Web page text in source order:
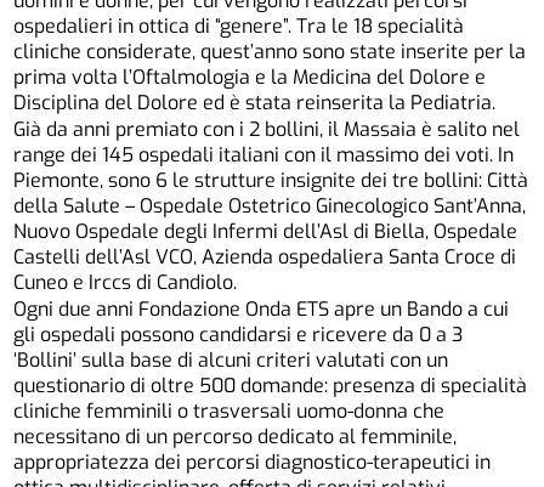
ospedalieri in ottica di “genere”. Tra le 18 specialità
cliniche considerate, quest’anno sono state inserite per la
prima volta l’Oftalmologia e la Medicina del Dolore e
Disciplina del Dolore ed è stata reinserita la Pediatria.
Già da anni premiato con i 2 bollini, il Massaia è salito nel
range dei 145 ospedali italiani con il massimo dei voti. In
Piemonte, sono 6 le strutture insignite dei tre bollini: Città
della Salute – Ospedale Ostetrico Ginecologico Sant’Anna,
Nuovo Ospedale degli Infermi dell’Asl di Biella, Ospedale
Castelli dell’Asl VCO, Azienda ospedaliera Santa Croce di
Cuneo e Irccs di Candiolo.
Ogni due anni Fondazione Onda ETS apre un Bando a cui
gli ospedali possono candidarsi e ricevere da 0 a 3
‘Bollini’ sulla base di alcuni criteri valutati con un
questionario di oltre 500 domande: presenza di specialità
cliniche femminili o trasversali uomo-donna che
necessitano di un percorso dedicato al femminile,
appropriatezza dei percorsi diagnostico-terapeutici in